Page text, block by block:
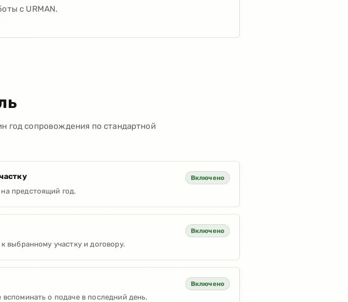
с URMAN.
год сопровождения по стандартной
предстоящий год.
Включено
выбранному участку и договору.
Включено
о подаче в последний день.
Включено